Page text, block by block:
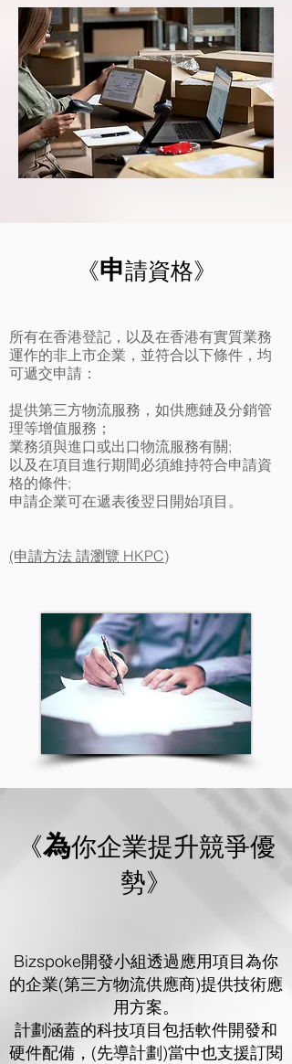
《申請資格》
所有在香港登記，以及在香港有實質業務
運作的非上市企業，並符合以下條件，均
可遞交申請：
提供第三方物流服務，如供應鏈及分銷管
理等增值服務；
業務須與進口或出口物流服務有關;
以及在項目進行期間必須維持符合申請資
格的條件;
申請企業可在遞表後翌日開始項目。
(申請方法 請瀏覽 HKPC)
《為你企業提升競爭優
勢》
Bizspoke開發小組透過應用項目為你
的企業(第三方物流供應商)提供技術應
用方案。
計劃涵蓋的科技項目包括軟件開發和
硬件配備，(先導計劃)當中也支援訂閱